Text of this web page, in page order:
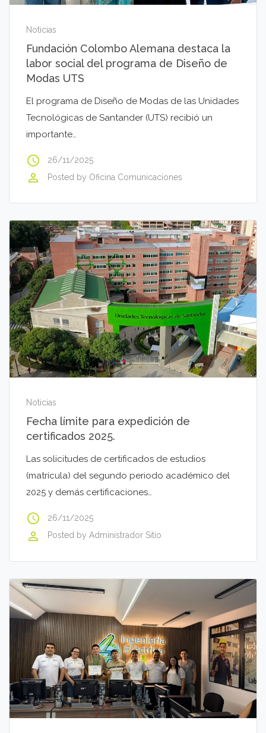
Noticias
Fundación Colombo Alemana destaca la
labor social del programa de Diseño de
Modas UTS
El programa de Diseño de Modas de las Unidades
Tecnológicas de Santander (UTS) recibió un
importante…
access_time 26/11/2025
perm_identity Posted by Oficina Comunicaciones
Noticias
Fecha límite para expedición de
certificados 2025.
Las solicitudes de certificados de estudios
(matrícula) del segundo periodo académico del
2025 y demás certificaciones…
access_time 26/11/2025
perm_identity Posted by Administrador Sitio